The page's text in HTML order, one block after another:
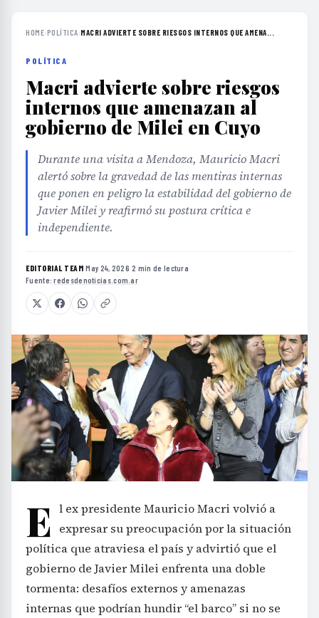
HOME›POLÍTICA›MACRI ADVIERTE SOBRE RIESGOS INTERNOS QUE AMENA...
POLÍTICA
Macri advierte sobre riesgos
internos que amenazan al
gobierno de Milei en Cuyo
Durante una visita a Mendoza, Mauricio Macri
alertó sobre la gravedad de las mentiras internas
que ponen en peligro la estabilidad del gobierno de
Javier Milei y reafirmó su postura crítica e
independiente.
EDITORIAL TEAM·May 24, 2026·2 min de lectura·
Fuente:redesdenoticias.com.ar
E l ex presidente Mauricio Macri volvió a
expresar su preocupación por la situación
política que atraviesa el país y advirtió que el
gobierno de Javier Milei enfrenta una doble
tormenta: desafíos externos y amenazas
internas que podrían hundir “el barco” si no se